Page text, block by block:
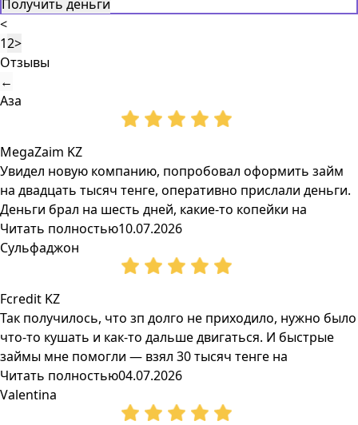
Получить деньги
<
12>
Отзывы
←
Аза
MegaZaim KZ
Увидел новую компанию, попробовал оформить займ
на двадцать тысяч тенге, оперативно прислали деньги.
Деньги брал на шесть дней, какие-то копейки на
Читать полностью10.07.2026
Сульфаджон
Fcredit KZ
Так получилось, что зп долго не приходило, нужно было
что-то кушать и как-то дальше двигаться. И быстрые
займы мне помогли — взял 30 тысяч тенге на
Читать полностью04.07.2026
Valentina